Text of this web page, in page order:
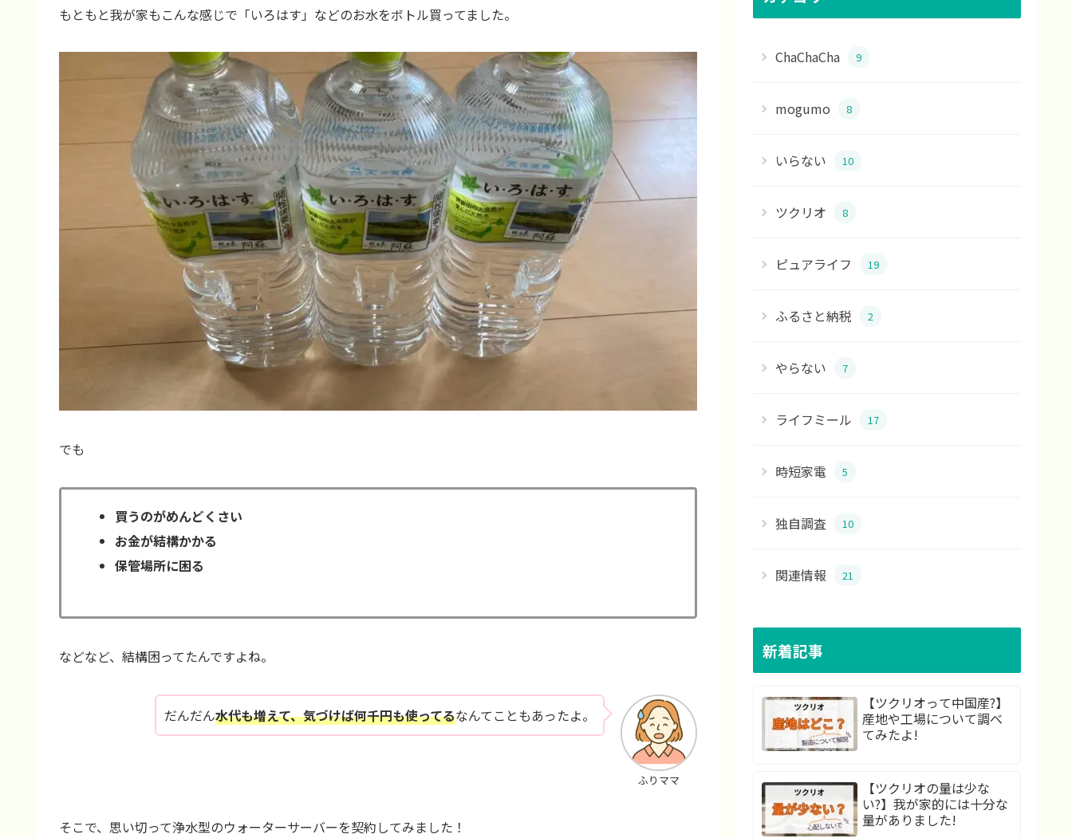
もともと我が家もこんな感じで「いろはす」などのお水をボトル買ってました。
でも
買うのがめんどくさい
お金が結構かかる
保管場所に困る
などなど、結構困ってたんですよね。
ふりママ
だんだん水代も増えて、気づけば何千円も使ってるなんてこともあったよ。
そこで、思い切って浄水型のウォーターサーバーを契約してみました！
ChaChaCha 9
mogumo 8
いらない 10
ツクリオ 8
ピュアライフ 19
ふるさと納税 2
やらない 7
ライフミール 17
時短家電 5
独自調査 10
関連情報 21
新着記事
【ツクリオって中国産?】
産地や工場について調べ
てみたよ!
【ツクリオの量は少な
い?】我が家的には十分な
量がありました!